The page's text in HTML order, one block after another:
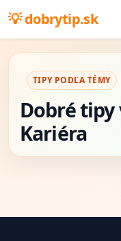
dobrytip.sk
TIPY PODĽA TÉMY
Dobré
Kariéra